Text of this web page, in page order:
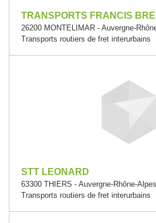
TRANSPORTS FRANCIS
26200 MONTELIMAR - Auvergne-
Transports routiers de fret interurbains
STT LEONARD
63300 THIERS - Auvergne-Rhône-Alpes
Transports routiers de fret interurbains